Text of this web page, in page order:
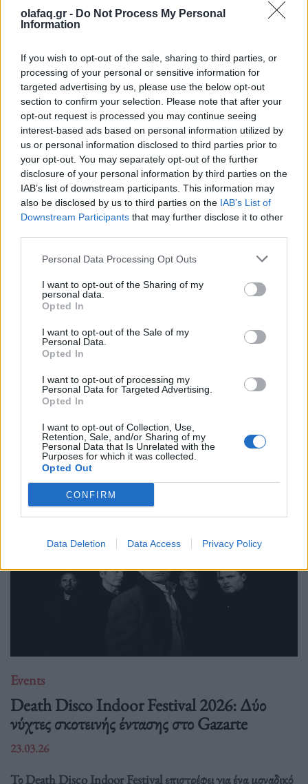
olafaq.gr - Do Not Process My Personal
Information
If you wish to opt-out of the sale, sharing to third parties, or
processing of your personal or sensitive information for
targeted advertising by us, please use the below opt-out
section to confirm your selection. Please note that after your
opt-out request is processed you may continue seeing
interest-based ads based on personal information utilized by
us or personal information disclosed to third parties prior to
your opt-out. You may separately opt-out of the further
disclosure of your personal information by third parties on the
IAB’s list of downstream participants. This information may
also be disclosed by us to third parties on the IAB’s List of
Downstream Participants that may further disclose it to other
Personal Data Processing Opt Outs
I want to opt-out of the Sharing of my
personal data.
Opted In
I want to opt-out of the Sale of my
Personal Data.
Opted In
I want to opt-out of processing my
Personal Data for Targeted Advertising.
Opted In
I want to opt-out of Collection, Use,
Retention, Sale, and/or Sharing of my
Personal Data that Is Unrelated with the
Purposes for which it was collected.
Opted Out
CONFIRM
Data Deletion Data Access Privacy Policy
βλέμμα στραμμένο στο «επόμενο»
28.05.26
Με αφετηρία τον Πειραιά του 1931 και πυξίδα το μέλλον, η
Παπαστράτος γιόρτασε τα 95 χρόνια της και παρουσίασε το
FutuReady Greece.
Events
Thessaloniki Street Food Festival 2026:
Πέντε μέρες γεμάτες street food και μουσική
στη ΔΕΘ
18.05.26
Από hip hop live και disco DJs μέχρι γεύσεις που μοιάζουν να
βγήκαν από food market του Τόκιο ή καντίνα στις 3 το πρωί
στο Μεξικό, το Thessaloniki Street Food Festival επιστρέφει
τον Μάιο και η πόλη ε
Events
Death Disco Indoor Festival 2026: Δύο
νύχτες σκοτεινής έντασης στο Gazarte
23.03.26
Το Death Disco Indoor Festival επιστρέφει για ένα μοναδικό